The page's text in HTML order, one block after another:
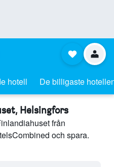
hotell De billigaste
Helsingfors
från
och spara.